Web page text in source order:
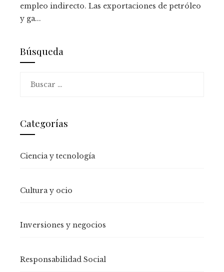
empleo indirecto. Las exportaciones de petróleo
y ga...
Búsqueda
Categorías
Ciencia y tecnología
Cultura y ocio
Inversiones y negocios
Responsabilidad Social